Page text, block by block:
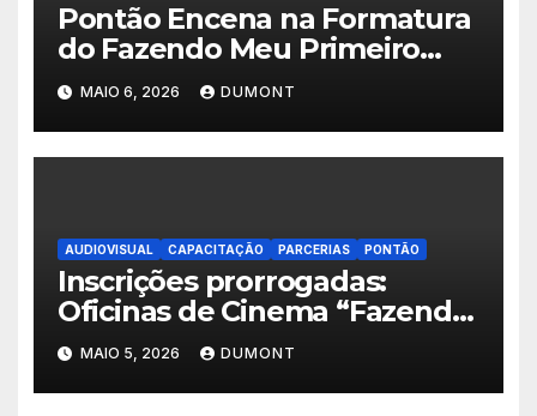
Pontão Encena na Formatura
do Fazendo Meu Primeiro
Filme no Degase Belford
Roxo e reforça as inscrições
abertas em Nova Iguaçu
MAIO 6, 2026 DUMONT
AUDIOVISUAL CAPACITAÇÃO PARCERIAS PONTÃO
Inscrições prorrogadas:
Oficinas de Cinema “Fazendo
Meu Primeiro Filme” em Nova
Iguaçu seguem abertas até 11
de maio
MAIO 5, 2026 DUMONT